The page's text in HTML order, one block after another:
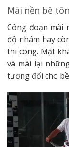
Mài nền bê
Công đoạn mài
độ nhám hay
thi công. Mặt
và mài lại
tương đối cho